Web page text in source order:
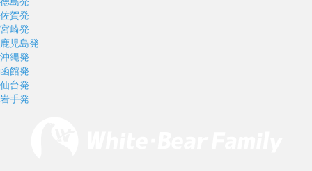
佐賀発
宮崎発
鹿児島発
沖縄発
函館発
仙台発
岩手発